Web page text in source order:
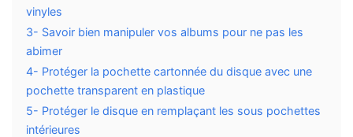
vinyles
3- Savoir bien manipuler vos albums pour ne pas les
abimer
4- Protéger la pochette cartonnée du disque avec une
pochette transparent en plastique
5- Protéger le disque en remplaçant les sous pochettes
intérieures